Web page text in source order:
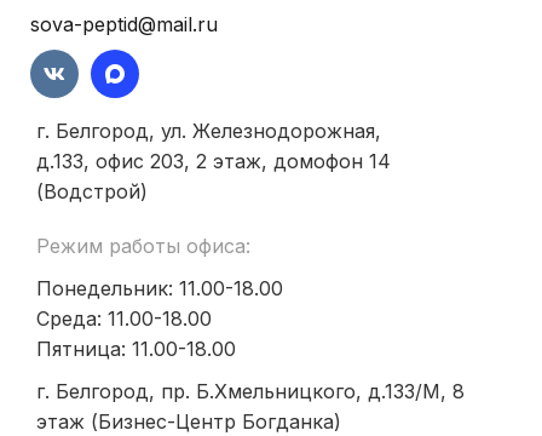
sova-peptid@mail.ru
г. Белгород, ул. Железнодорожная,
д.133, офис 203, 2 этаж, домофон 14
(Водстрой)
Режим работы офиса:
Понедельник: 11.00-18.00
Среда: 11.00-18.00
Пятница: 11.00-18.00
г. Белгород, пр. Б.Хмельницкого, д.133/М, 8
этаж (Бизнес-Центр Богданка)